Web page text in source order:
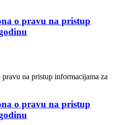
o pravu na pristup
o pravu na pristup